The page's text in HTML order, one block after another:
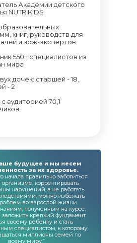
будущее и мы несем
за их здоровье.
начала правильно заботиться
организме, корректировать
нарушений, а не работать
можно избежать
во взрослой жизни.
полученным на курсе,
крепкий фундамент
своему ребенку и стать
специалистом, к которому
миллионы семей по
всему миру.”
Академии детского
NUTRIKIDS
книг, руководств для
и зож-экспертов
550+ специалистов из
мира
дочек: старшей - 18,
- 2
аудиторией 70,1